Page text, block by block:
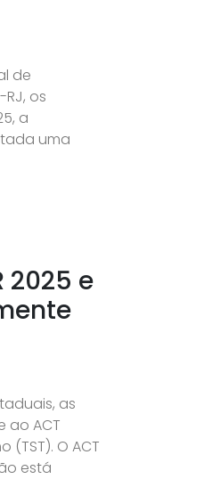
de
os
a
uma
2025 e
as
ao ACT
O ACT
está